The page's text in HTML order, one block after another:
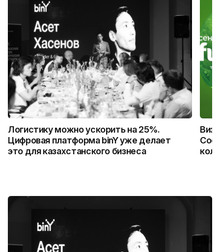
Логистику можно ускорить на 25%.
Цифровая платформа binY уже делает
это для казахстанского бизнеса